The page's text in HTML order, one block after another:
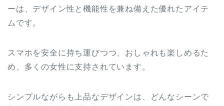
ーは、デザイン性と機能性を兼ね備えた優れたアイテ
ムです。
スマホを安全に持ち運びつつ、おしゃれも楽しめるた
め、多くの女性に支持されています。
シンプルながらも上品なデザインは、どんなシーンで